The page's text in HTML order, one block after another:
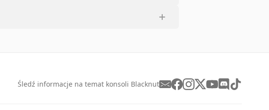
Śledź informacje na temat konsoli Blacknut